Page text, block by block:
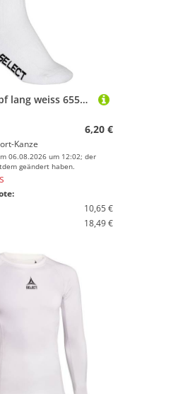
Select Strumpf lang weiss 6550746000 Gr. 46-48
6,20 €
Kanze
06.08.2026 um 12:02; der
geändert haben.
10,65 €
18,49 €